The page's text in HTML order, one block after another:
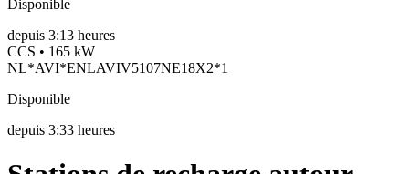
Disponible
depuis 3:13 heures
CCS • 165 kW
NL*AVI*ENLAVIV5107NE18X2*1
Disponible
depuis 3:33 heures